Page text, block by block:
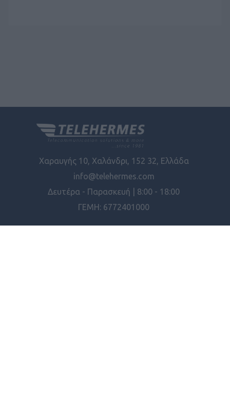
Χαραυγής 10, Χαλάνδρι, 152 32, Ελλάδα
info@telehermes.com
Δευτέρα - Παρασκευή | 8:00 - 18:00
ΓΕΜΗ: 6772401000